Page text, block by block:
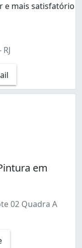
e mais satisfatório
em
02 Quadra A